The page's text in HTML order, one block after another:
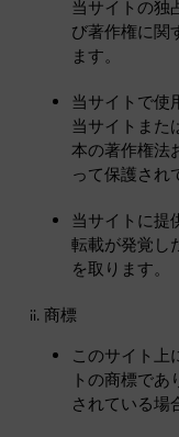
当サイトの独
び著作権に関
ます。
当サイトで使
当サイトまた
本の著作権法
って保護され
当サイトに提
転載が発覚し
を取ります。
商標
このサイト上
トの商標で
されている場